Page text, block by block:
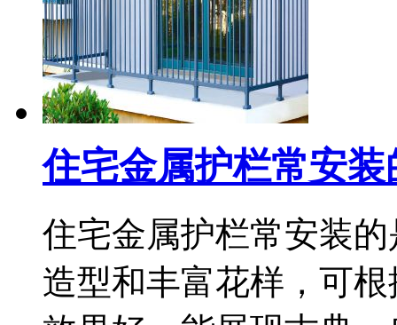
住宅金属护栏常安
住宅金属护栏常安装
造型和丰富花样，可